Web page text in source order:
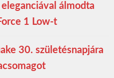
álmodta
1 Low-t
30. születésnapjára